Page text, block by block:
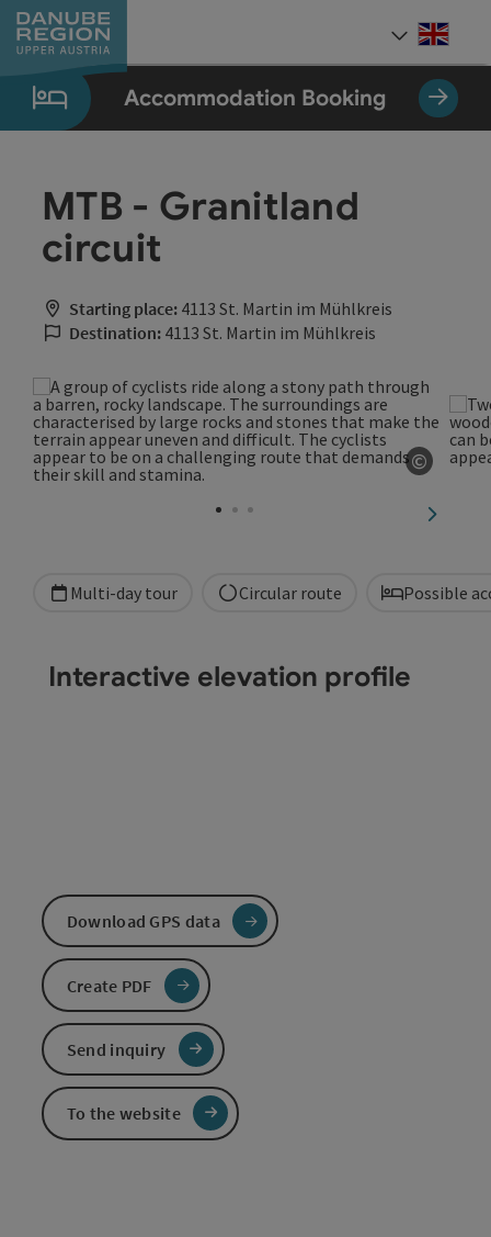
Accesskey
[0]
Accesskey
[1]
Accesskey
[2]
Accesskey
[5]
Accesskey
[7]
Accommodation Booking
MTB - Granitland
circuit
Starting place: 4113 St. Martin im Mühlkreis
Destination: 4113 St. Martin im Mühlkreis
©
next
Multi-day tour Circular route Possible
Interactive elevation profile
Download GPS data
Create PDF
Send inquiry
To the website